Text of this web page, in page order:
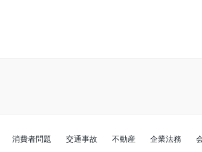
消費者問題 交通事故 不動産 企業法務